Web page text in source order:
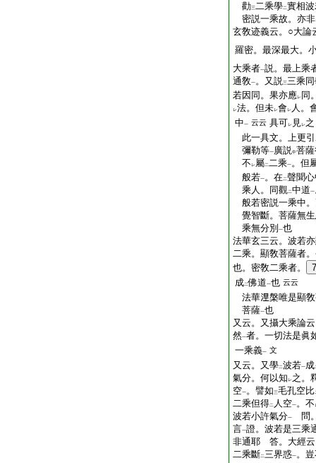
勸三二乘學二實相
密説一乘故。亦非
玄敎迹義云。○大論
羅密。最深最大。
大乘者一説。最上乘
通敎一。又説三三乘
若因同。果亦應レ 同
レ法。但未レ會レ 人。
中一 云云 具可レ 見レ之
此一具文。上更引
彌勒等一廣説中菩
不 レ屬二二乘一。但
般若一。在二聲聞
乘人。同觀二中道一
般若密説一乘中
覺智斷。菩薩無
乘無分別 一也
法華玄三云。波若
二乘。顯敎菩薩者
也。密敎二乘者。
7
成二佛道一也 云云
法華𣵀槃唯是顯
菩薩一也
又云。又攝大乘論
然一者。一切法是眞
一乘義一 文
又云。又學二波若一成
氣分。何以知 レ之。
空一。譬如三毛孔空比
二乘但得二 人空一。不
波若小許氣分一
問
言一證。波若是三乘
非通耶 答。大經云
二乘斷二三界惑一。